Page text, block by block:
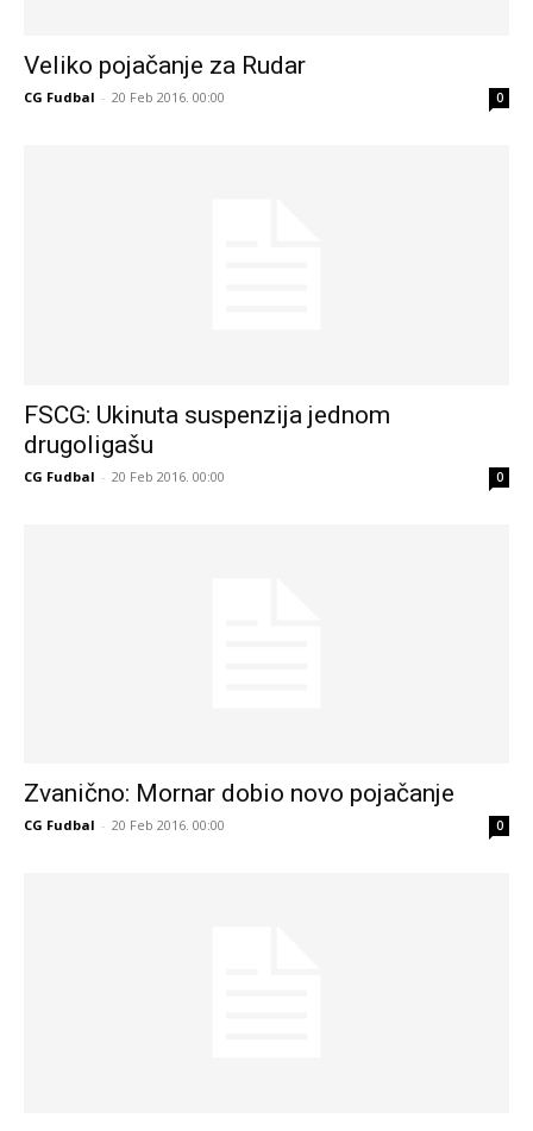
Veliko pojačanje za Rudar
CG Fudbal - 20 Feb 2016. 00:00 0
FSCG: Ukinuta suspenzija jednom
drugoligašu
CG Fudbal - 20 Feb 2016. 00:00 0
Zvanično: Mornar dobio novo pojačanje
CG Fudbal - 20 Feb 2016. 00:00 0